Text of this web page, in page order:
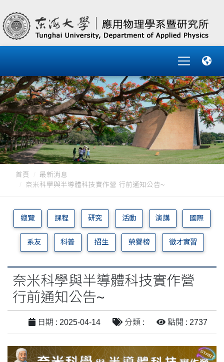
首頁
最新消息
奈米科學與半導體科技實作營 行前通知公告~
總覽 課程 研究 活動 演講 國際
系友 科普 招生 榮譽榜 徵才實習
奈米科學與半導體科技實作營
行前通知公告~
日期 : 2025-04-14 分類 : 點閱 : 2737